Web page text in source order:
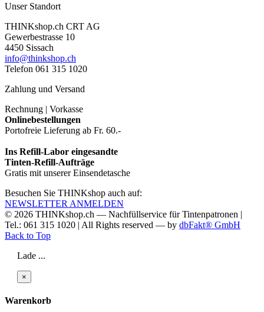
Unser Standort
THINKshop.ch CRT AG
Gewerbestrasse 10
4450 Sissach
info@thinkshop.ch
Telefon 061 315 1020
Zahlung und Versand
Rechnung | Vorkasse
Onlinebestellungen
Portofreie Lieferung ab Fr. 60.-
Ins Refill-Labor eingesandte
Tinten-Refill-Aufträge
Gratis mit unserer Einsendetasche
Besuchen Sie THINKshop auch auf:
NEWSLETTER ANMELDEN
© 2026 THINKshop.ch — Nachfüllservice fürTintenpatronen |
Tel.: 061 315 1020 | All Rights reserved — by dbFakt® GmbH
Back to Top
Lade ...
×
Warenkorb